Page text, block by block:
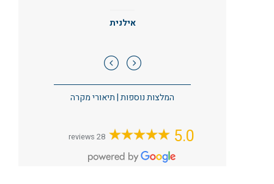
אילנית
המלצות נוספות|תיאורי מקרה
5.0
28 reviews